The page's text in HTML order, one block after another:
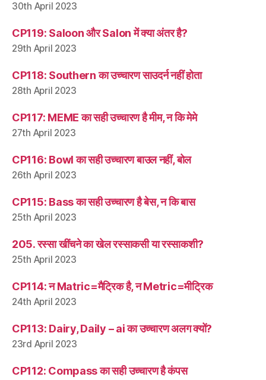
30th April 2023
CP119: Saloon और Salon में क्या अंतर है?
29th April 2023
CP118: Southern का उच्चारण साउदर्न नहीं होता
28th April 2023
CP117: MEME का सही उच्चारण है मीम, न कि मेमे
27th April 2023
CP116: Bowl का सही उच्चारण बाउल नहीं, बोल
26th April 2023
CP115: Bass का सही उच्चारण है बेस, न कि बास
25th April 2023
205. रस्सा खींचने का खेल रस्साकसी या रस्साकशी?
25th April 2023
CP114: न Matric=मैट्रिक है, न Metric=मीट्रिक
24th April 2023
CP113: Dairy, Daily – ai का उच्चारण अलग क्यों?
23rd April 2023
CP112: Compass का सही उच्चारण है कंपस